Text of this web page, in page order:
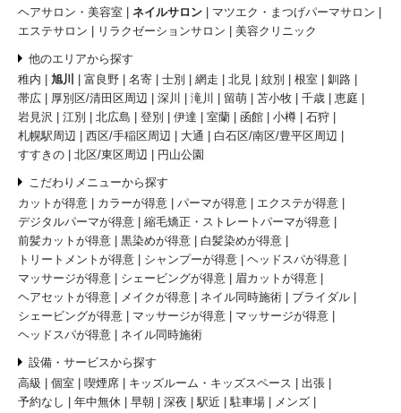
ヘアサロン・美容室
ネイルサロン
マツエク・まつげパーマサロン
エステサロン
リラクゼーションサロン 美容クリニック
他のエリアから探す
稚内
旭川 富良野 名寄 士別 網走 北見 紋別 根室
釧路
帯広
厚別区/清田区周辺 深川 滝川 留萌 苫小牧 千歳
恵庭
岩見沢
江別 北広島 登別 伊達 室蘭 函館 小樽
石狩
札幌駅周辺
西区/手稲区周辺 大通
白石区/南区/豊平区周辺
すすきの
北区/東区周辺 円山公園
こだわりメニューから探す
カットが得意
カラーが得意 パーマが得意
エクステが得意
デジタルパーマが得意
縮毛矯正・ストレートパーマが得意
前髪カットが得意
黒染めが得意
白髪染めが得意
トリートメントが得意
シャンプーが得意
ヘッドスパが得意
マッサージが得意
シェービングが得意
眉カットが得意
ヘアセットが得意
メイクが得意 ネイル同時施術
ブライダル
シェービングが得意
マッサージが得意
マッサージが得意
ヘッドスパが得意
ネイル同時施術
設備・サービスから探す
高級
個室 喫煙席 キッズルーム・キッズスペース
出張
予約なし
年中無休 早朝 深夜 駅近 駐車場
メンズ